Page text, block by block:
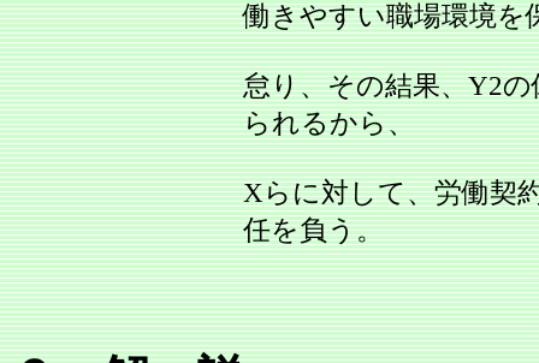
働きやすい職場環境を
怠り、その結果、Y2
られるから、
Xらに対して、労働契
任を負う。